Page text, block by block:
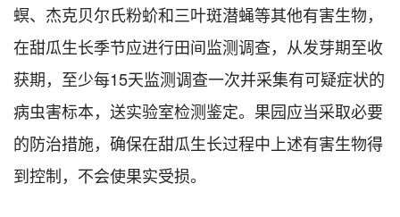
螟、杰克贝尔氏粉蚧和三叶斑潜蝇等其他有害生物，
在甜瓜生长季节应进行田间监测调查，从发芽期至收
获期，至少每15天监测调查一次并采集有可疑症状的
病虫害标本，送实验室检测鉴定。果园应当采取必要
的防治措施，确保在甜瓜生长过程中上述有害生物得
到控制，不会使果实受损。